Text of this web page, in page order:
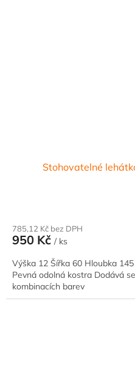
Stohovatelné
785,12 Kč bez DPH
950 Kč / ks
Výška 12 Šířka 60 Hloubka
Pevná odolná kostra Dodává
kombinacích barev